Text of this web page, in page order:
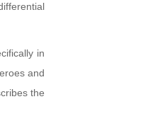
in
and
the